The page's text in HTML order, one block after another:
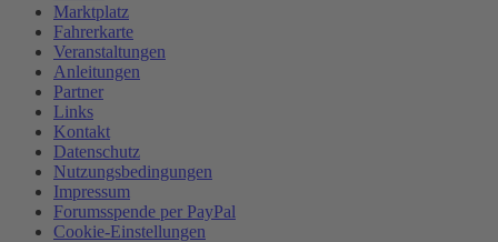
Marktplatz
Fahrerkarte
Veranstaltungen
Anleitungen
Partner
Links
Kontakt
Datenschutz
Nutzungsbedingungen
Impressum
Forumsspende per PayPal
Cookie-Einstellungen